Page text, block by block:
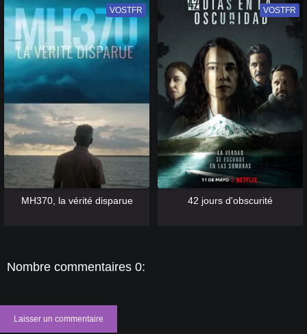
VF
VOSTFR
MH370, la vérité disparue
VF
VOSTFR
42 jours d'obscurité
Nombre commentaires 0:
Laisser un commentaire